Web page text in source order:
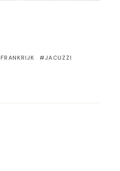
FRANKRIJK JACUZZI